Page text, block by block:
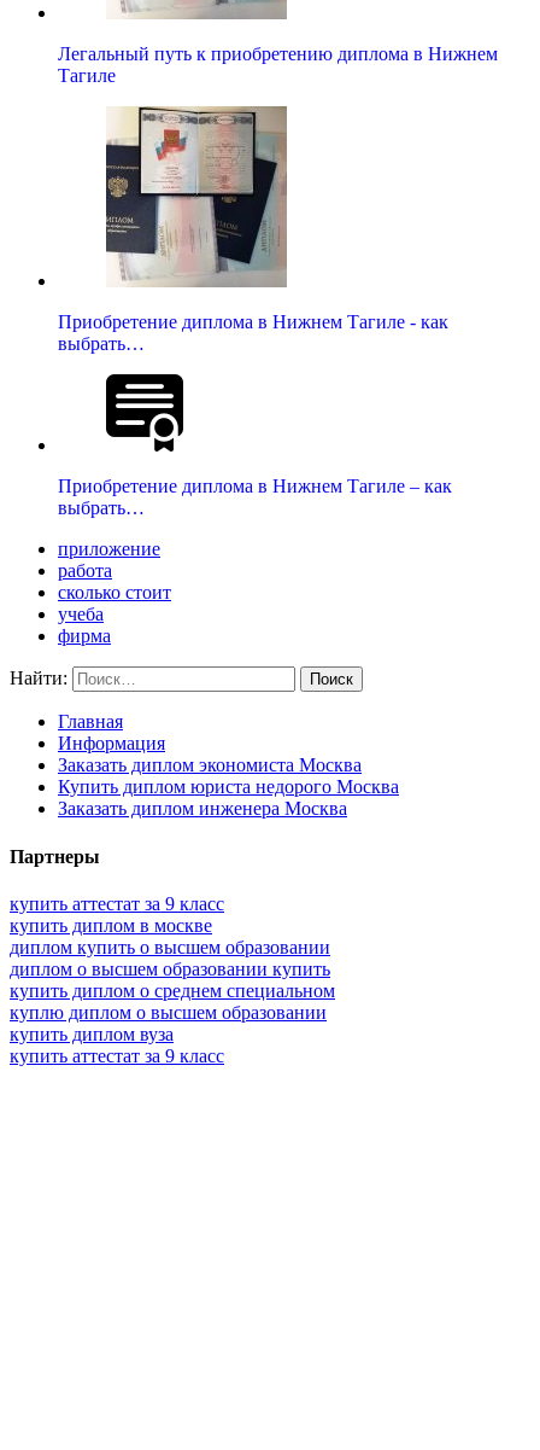
Легальный путь к приобретению диплома в Нижнем
Тагиле
Приобретение диплома в Нижнем Тагиле - как
выбрать…
Приобретение диплома в Нижнем Тагиле – как
выбрать…
приложение
работа
сколько стоит
учеба
фирма
Найти:
Главная
Информация
Заказать диплом экономиста Москва
Купить диплом юриста недорого Москва
Заказать диплом инженера Москва
Партнеры
купить аттестат за 9 класс
купить диплом в москве
диплом купить о высшем образовании
диплом о высшем образовании купить
купить диплом о среднем специальном
куплю диплом о высшем образовании
купить диплом вуза
купить аттестат за 9 класс